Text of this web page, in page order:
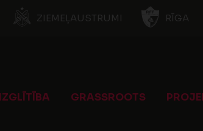
ZIEMEĻAUSTRUMI RĪGA
IZGLĪTĪBA GRASSROOTS